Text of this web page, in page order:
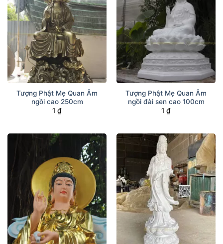
Tượng Phật Mẹ Quan Âm
ngồi cao 250cm
1 ₫
Tượng Phật Mẹ Quan Âm
ngồi đài sen cao 100cm
1 ₫